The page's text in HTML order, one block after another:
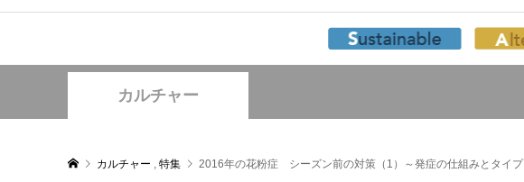
カルチャー
カルチャー , 特集 2016年の花粉症 シーズン前の対策（1）～発症の仕組みとタイプ